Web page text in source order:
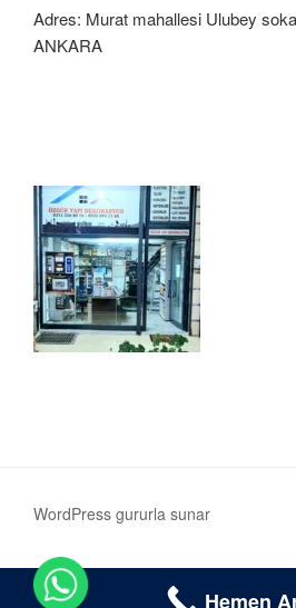
Adres: Murat mahallesi Ulubey
ANKARA
WordPress gururla sunar
Hemen